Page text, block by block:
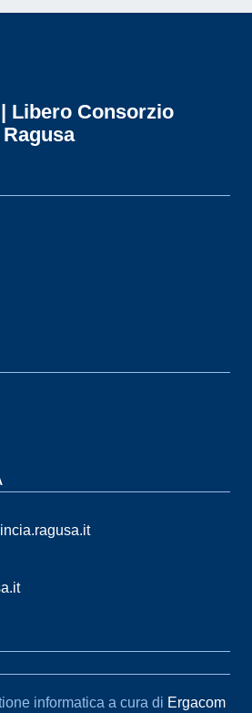
Libero Consorzio
Utili
informatica a cura di Ergacom